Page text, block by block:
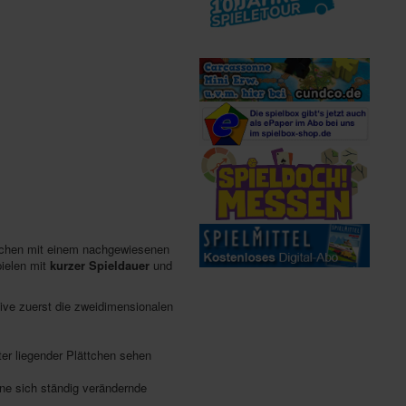
mit einem nachgewiesenen
mit kurzer Spieldauer und
zuerst die zweidimensionalen
liegender Plättchen sehen
sich ständig verändernde